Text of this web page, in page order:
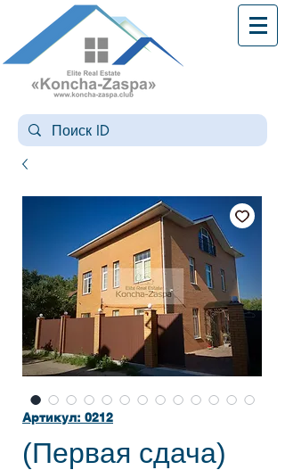
Артикул: 0212
(Первая сдача)